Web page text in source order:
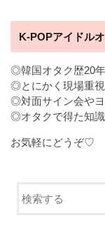
K-POPアイドル
◎韓国オタク歴20
◎とにかく現場重
◎対面サイン会や
◎オタクで得た知
お気軽にどうぞ♡